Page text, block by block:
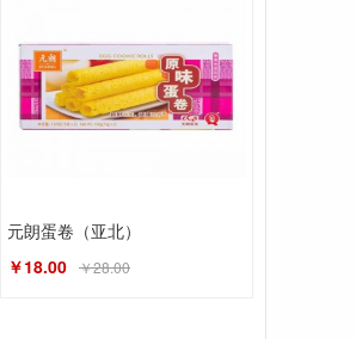
元朗蛋卷（亚北）
￥18.00 ￥28.00